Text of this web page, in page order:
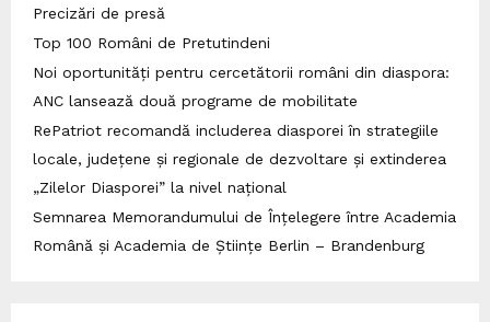
Precizări de presă
Top 100 Români de Pretutindeni
Noi oportunități pentru cercetătorii români din diaspora:
ANC lansează două programe de mobilitate
RePatriot recomandă includerea diasporei în strategiile
locale, județene și regionale de dezvoltare și extinderea
„Zilelor Diasporei” la nivel național
Semnarea Memorandumului de Înțelegere între Academia
Română și Academia de Științe Berlin – Brandenburg